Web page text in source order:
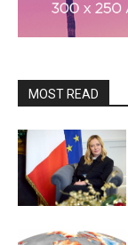
MOST READ